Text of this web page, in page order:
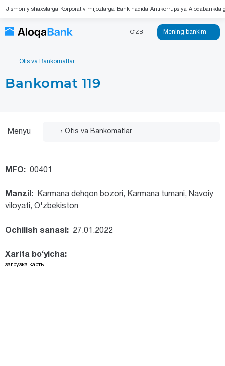
Jismoniy shaxslarga Korporativ mijozlarga Bank haqida Antikorrupsiya Aloqabankda
OʻZB Mening bankim
Ofis va Bankomatlar
Bankomat 119
Menyu
MFO: 00401
Manzil:
Karmana dehqon bozori, Karmana tumani, Navoiy
viloyati, O'zbekiston
Ochilish sanasi: 27.01.2022
Xarita bo‘yicha:
загрузка карты...